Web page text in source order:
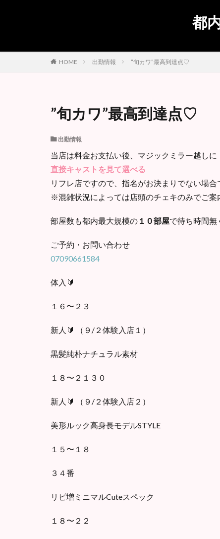
都
HOME 出勤情報 ”旬カワ”最高到達点♡
”旬カワ”最高到達点♡
出勤情報
当店は料金お支払い後、マジックミラー越しに
直接キャストを見て選べる
リフレ店ですので、指名がお決まりでない場
※混雑状況によっては店頭のチェキのみでご案
部屋数も都内最大規模の １０部屋で待ち時間無
ご予約・お問い合わせ
07090661584
体入🔰
１６〜２３
新人🔰 （９/２体験入店１）
黒髪純朴ナチュラル素材
１８〜２１３０
新人🔰 （９/２体験入店２）
美形ルック高身長モデルSTYLE
１５〜１８
３４番
リピ増ミニマルCuteスペック
１８〜２２